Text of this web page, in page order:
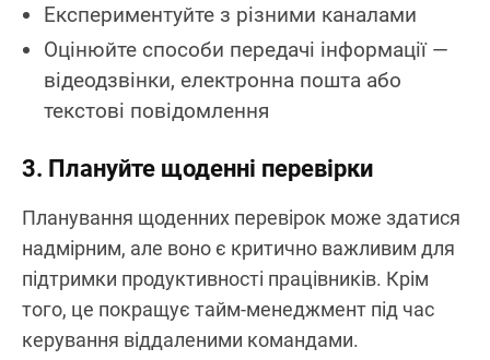
Експериментуйте з різними каналами
Оцінюйте способи передачі інформації —
відеодзвінки, електронна пошта або
текстові повідомлення
3. Плануйте щоденні перевірки
Планування щоденних перевірок може здатися
надмірним, але воно є критично важливим для
підтримки продуктивності працівників. Крім
того, це покращує тайм-менеджмент під час
керування віддаленими командами.